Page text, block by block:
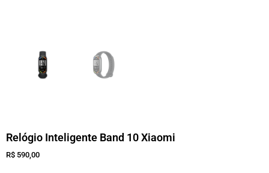
Relógio Inteligente Band 10 Xiaomi
R$ 590,00